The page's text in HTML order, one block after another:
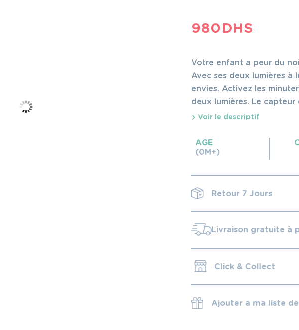
980DHS
Votre enfant a peur du
Avec ses deux lumières
envies. Activez les
deux lumières. Le capteur
fois que votre enfant se
Voir le descriptif
AGE
(0M+)
Retour 7 Jours
Livraison gratuite à
Click & Collect
Ajouter a ma liste de